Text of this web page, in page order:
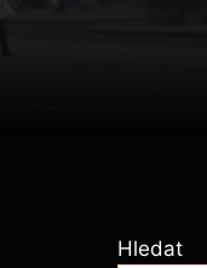
Hledat